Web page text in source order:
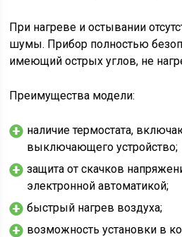
При нагреве и остывании
шумы. Прибор полностью
имеющий острых углов, не
Преимущества модели:
наличие термостата,
выключающего устройство;
защита от скачков
электронной автоматикой;
быстрый нагрев воздуха;
возможность установки в